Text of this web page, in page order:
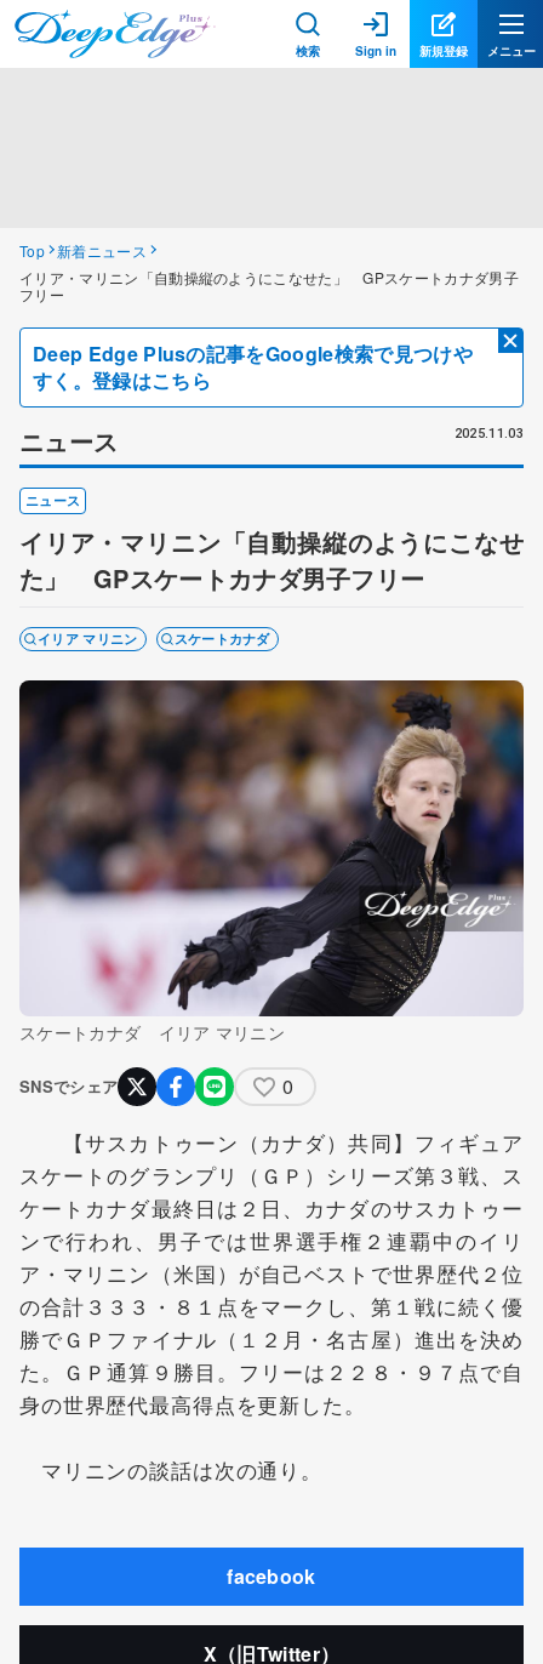
検索 Sign in 新規登録 メニュー
Top 新着ニュース
イリア・マリニン「自動操縦のようにこなせた」 GPスケートカナダ男子
フリー
Deep Edge Plusの記事をGoogle検索で見つけや
すく。登録はこちら
ニュース 2025.11.03
ニュース
イリア・マリニン「自動操縦のようにこなせ
た」 GPスケートカナダ男子フリー
イリア マリニン スケートカナダ
スケートカナダ イリア マリニン
SNSでシェア 0
【サスカトゥーン（カナダ）共同】フィギュア
スケートのグランプリ（ＧＰ）シリーズ第３戦、ス
ケートカナダ最終日は２日、カナダのサスカトゥー
ンで行われ、男子では世界選手権２連覇中のイリ
ア・マリニン（米国）が自己ベストで世界歴代２位
の合計３３３・８１点をマークし、第１戦に続く優
勝でＧＰファイナル（１２月・名古屋）進出を決め
た。ＧＰ通算９勝目。フリーは２２８・９７点で自
身の世界歴代最高得点を更新した。
マリニンの談話は次の通り。
facebook
X（旧Twitter）